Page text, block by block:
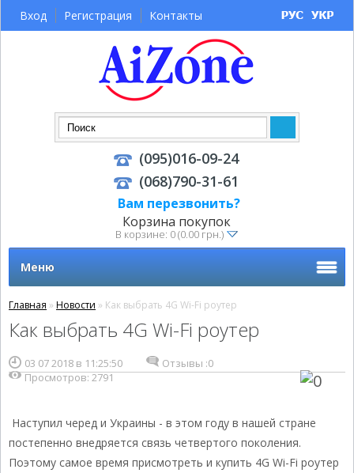
Корзина покупок
В корзине: 0 (0.00 грн.)
(095)016-09-24
(068)790-31-61
Вам перезвонить?
Вход Регистрация Контакты
Меню
Главная » Новости » Как выбрать 4G Wi-Fi роутер
Как выбрать 4G Wi-Fi роутер
03 07 2018 в 11:25:50 Отзывы :0
Просмотров: 2791
Наступил черед и Украины - в этом году в нашей стране
постепенно внедряется связь четвертого поколения.
Поэтому самое время присмотреть и купить 4G Wi-Fi роутер